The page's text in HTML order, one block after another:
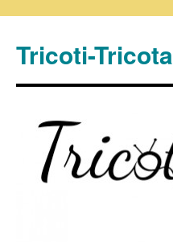
Tricoti-Tricota